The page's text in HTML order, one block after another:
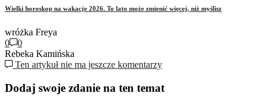
Wielki horoskop na wakacje 2026. To lato może zmienić więcej, niż myślisz
wróżka Freya
0
0
Rebeka Kamińska
Ten artykuł nie ma jeszcze komentarzy
Dodaj swoje zdanie na ten temat